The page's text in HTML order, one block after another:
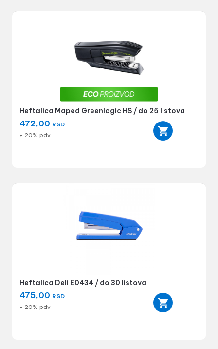
Heftalica Maped Greenlogic HS / do 25 listova
472,00 RSD
+ 20% pdv
Heftalica Deli E0434 / do 30 listova
475,00 RSD
+ 20% pdv